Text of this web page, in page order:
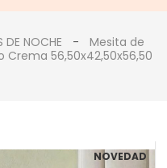
DE NOCHE
Mesita de
Crema 56,50x42,50x56,50
NOVEDAD